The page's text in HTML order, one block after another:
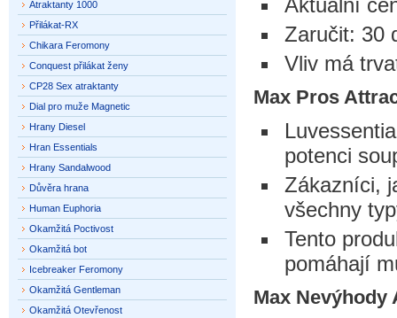
Aktuální
Zaručit: 30
Vliv má
Max Pros
potenci
Zákazníci,
všechny
Tento
pomáhají
Max Nevýhody
Atraktanty 1000
Přilákat-RX
Chikara Feromony
Conquest přilákat ženy
CP28 Sex atraktanty
Dial pro muže Magnetic
Hrany Diesel
Hran Essentials
Hrany Sandalwood
Důvěra hrana
Human Euphoria
Okamžitá Poctivost
Okamžitá bot
Icebreaker Feromony
Okamžitá Gentleman
Okamžitá Otevřenost